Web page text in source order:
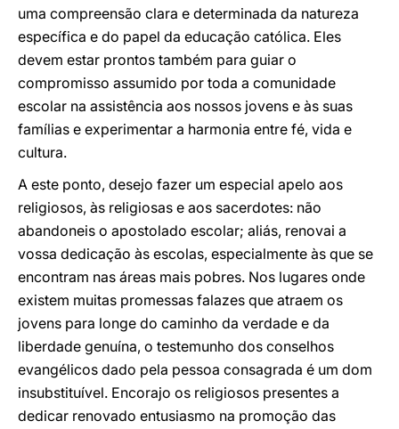
uma compreensão clara e determinada da natureza
específica e do papel da educação católica. Eles
devem estar prontos também para guiar o
compromisso assumido por toda a comunidade
escolar na assistência aos nossos jovens e às suas
famílias e experimentar a harmonia entre fé, vida e
cultura.
A este ponto, desejo fazer um especial apelo aos
religiosos, às religiosas e aos sacerdotes: não
abandoneis o apostolado escolar; aliás, renovai a
vossa dedicação às escolas, especialmente às que se
encontram nas áreas mais pobres. Nos lugares onde
existem muitas promessas falazes que atraem os
jovens para longe do caminho da verdade e da
liberdade genuína, o testemunho dos conselhos
evangélicos dado pela pessoa consagrada é um dom
insubstituível. Encorajo os religiosos presentes a
dedicar renovado entusiasmo na promoção das